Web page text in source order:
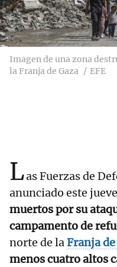
Imagen de una zona
la Franja de Gaza
EFE
Las Fuerzas de
anunciado este
muertos por su
campamento de
norte de laFranja de
menos cuatro altos